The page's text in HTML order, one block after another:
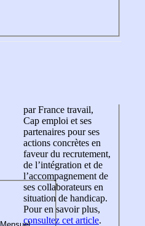
par France travail,
Cap emploi et ses
partenaires pour ses
actions concrètes en
faveur du recrutement,
de l’intégration et de
l’accompagnement de
ses collaborateurs en
situation de handicap.
Pour en savoir plus,
consultez cet article.